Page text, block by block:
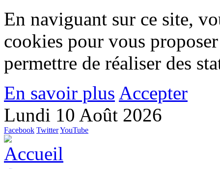
En naviguant sur ce site,
cookies pour vous
permettre de réaliser des
En savoir plus Accepter
Lundi 10 Août 2026
Facebook TwitterYouTube